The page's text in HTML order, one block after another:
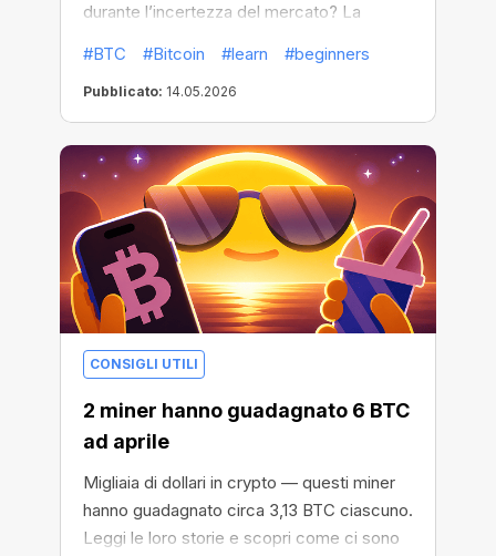
durante l’incertezza del mercato? La
di Bitcoin.
#BTC #Bitcoin #learn #beginners
Pubblicato: 14.05.2026
CONSIGLI UTILI
2 miner hanno guadagnato 6 BTC
ad aprile
Migliaia di dollari in crypto — questi miner
hanno guadagnato circa 3,13 BTC ciascuno.
Leggi le loro storie e scopri come ci sono